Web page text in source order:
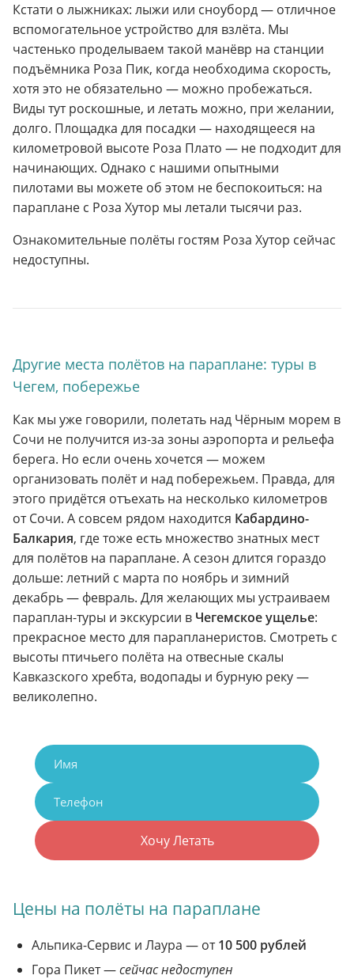
Кстати о лыжниках: лыжи или сноуборд — отличное
вспомогательное устройство для взлёта. Мы
частенько проделываем такой манёвр на станции
подъёмника Роза Пик, когда необходима скорость,
хотя это не обязательно — можно пробежаться.
Виды тут роскошные, и летать можно, при желании,
долго. Площадка для посадки — находящееся на
километровой высоте Роза Плато — не подходит для
начинающих. Однако с нашими опытными
пилотами вы можете об этом не беспокоиться: на
параплане с Роза Хутор мы летали тысячи раз.
Ознакомительные полёты гостям Роза Хутор сейчас
недоступны.
Другие места полётов на параплане: туры в
Чегем, побережье
Как мы уже говорили, полетать над Чёрным морем в
Сочи не получится из-за зоны аэропорта и рельефа
берега. Но если очень хочется — можем
организовать полёт и над побережьем. Правда, для
этого придётся отъехать на несколько километров
от Сочи. А совсем рядом находится Кабардино-
Балкария, где тоже есть множество знатных мест
для полётов на параплане. А сезон длится гораздо
дольше: летний с марта по ноябрь и зимний
декабрь — февраль. Для желающих мы устраиваем
параплан-туры и экскурсии в Чегемское ущелье:
прекрасное место для парапланеристов. Смотреть с
высоты птичьего полёта на отвесные скалы
Кавказского хребта, водопады и бурную реку —
великолепно.
Хочу Летать
Цены на полёты на параплане
Альпика-Сервис и Лаура — от10 500 рублей
Гора Пикет —сейчас недоступен